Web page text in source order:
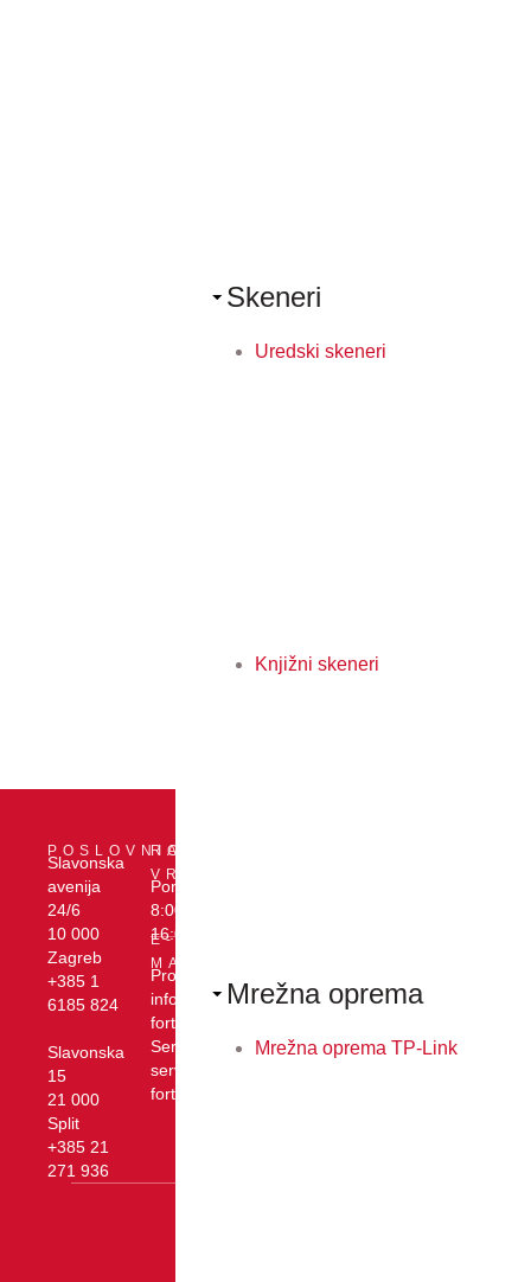
Skeneri
Uredski skeneri
Knjižni skeneri
Mrežna oprema
Mrežna oprema TP-Link
POSLOVNICE
Slavonska
avenija
24/6
10 000
Zagreb
+385 1
6185 824
Slavonska
15
21 000
Split
+385 21
271 936
RADNO
VRIJEME
Pon - pet:
8:00 -
16:00
E-
MAIL
Prodaja:
info@xenon-
forte.hr
Servis:
servis@xenon-
forte.hr
Zagreb
Kontakt
uvjeti